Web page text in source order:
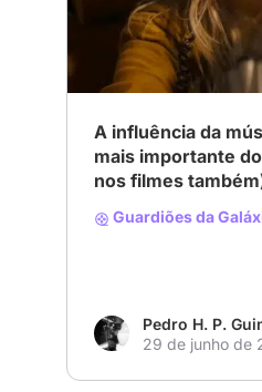
A influência da
mais importante
nos filmes
Guardiões da
Pedro H. P.
29 de junho de